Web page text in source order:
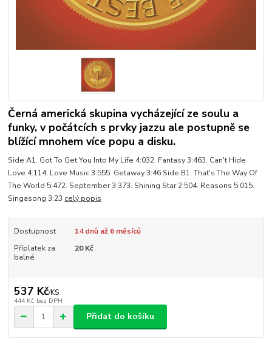
Černá americká skupina vycházející ze soulu a
funky, v počátcích s prvky jazzu ale postupně se
blížící mnohem více popu a disku.
Side A1. Got To Get You Into My Life 4:032. Fantasy 3:463. Can't Hide
Love 4:114. Love Music 3:555. Getaway 3:46 Side B1. That's The Way Of
The World 5:472. September 3:373. Shining Star 2:504. Reasons 5:015.
Singasong 3:23 celý popis
Dostupnost
14 dnů až 6 měsíců
Příplatek za
balné
20 Kč
537 Kč/KS
444 Kč bez DPH
Přidat do košíku